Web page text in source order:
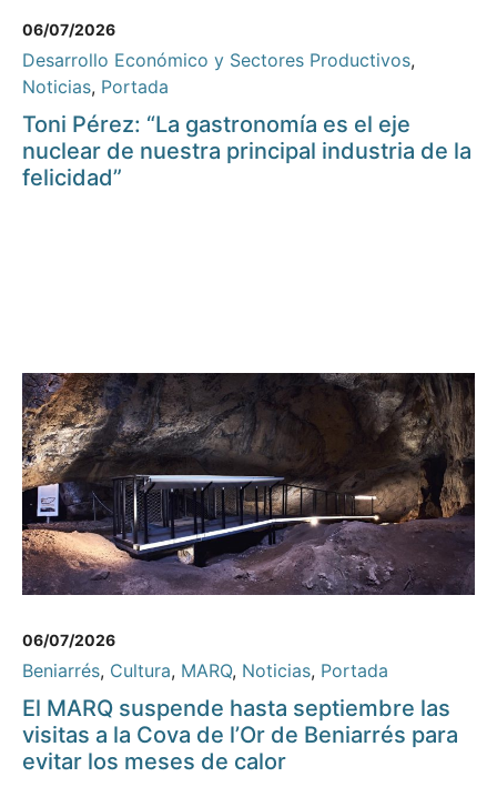
06/07/2026
Desarrollo Económico y Sectores Productivos,
Noticias, Portada
Toni Pérez: “La gastronomía es el eje
nuclear de nuestra principal industria de la
felicidad”
06/07/2026
Beniarrés, Cultura, MARQ, Noticias, Portada
El MARQ suspende hasta septiembre las
visitas a la Cova de l’Or de Beniarrés para
evitar los meses de calor